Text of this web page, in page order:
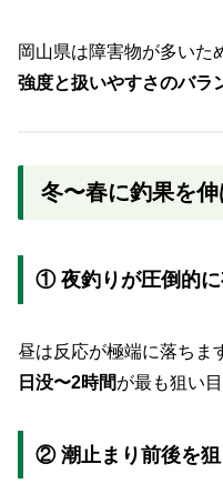
岡山県は障害物が多いた
強度と扱いやすさのバラ
冬〜春に釣果を
① 夜釣りが圧倒的に
昼は反応が極端に落ちま
日没〜2時間が最も狙い目
② 潮止まり前後を狙